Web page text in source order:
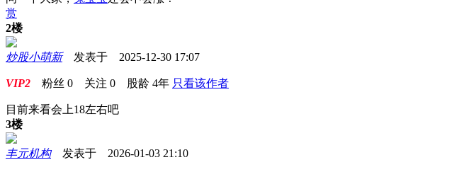
赏
2楼
炒股小萌新发表于 2025-12-30 17:07
VIP2 粉丝 0 关注 0 股龄 4年 只看该作者
目前来看会上18左右吧
3楼
丰元机构发表于 2026-01-03 21:10